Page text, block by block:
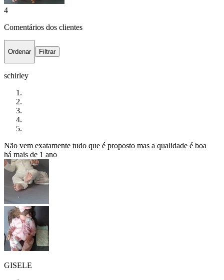
4
Comentários dos clientes
Ordenar Filtrar
schirley
Não vem exatamente tudo que é proposto mas a qualidade é boa
há mais de 1 ano
GISELE